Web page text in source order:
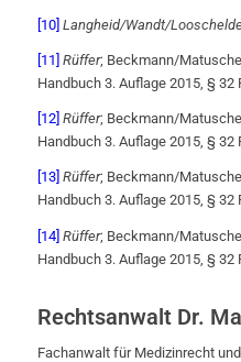
[10] Langheid/Wandt/
[11] Rüffer; Beckmann/
Handbuch 3. Auflage 2015, § 32
[12] Rüffer; Beckmann/
Handbuch 3. Auflage 2015, § 32
[13] Rüffer; Beckmann/
Handbuch 3. Auflage 2015, § 32
[14] Rüffer; Beckmann/
Handbuch 3. Auflage 2015, § 32
Rechtsanwalt Dr.
Fachanwalt für Medizinrecht